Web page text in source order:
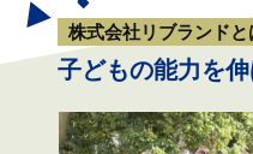
株式会社リブランドと
子どもの能力を